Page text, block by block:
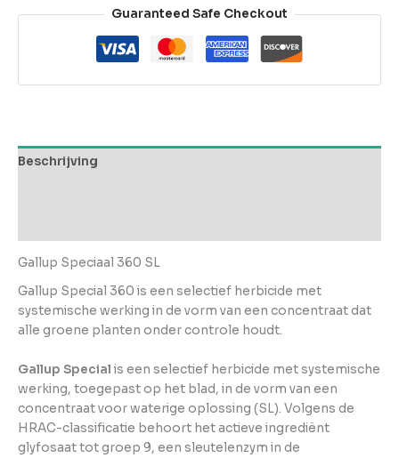
Guaranteed Safe Checkout
Beschrijving
Gallup Speciaal 360 SL
Gallup Special 360 is een selectief herbicide met
systemische werking in de vorm van een concentraat dat
alle groene planten onder controle houdt.
Gallup Special is een selectief herbicide met systemische
werking, toegepast op het blad, in de vorm van een
concentraat voor waterige oplossing (SL). Volgens de
HRAC-classificatie behoort het actieve ingrediënt
glyfosaat tot groep 9, een sleutelenzym in de